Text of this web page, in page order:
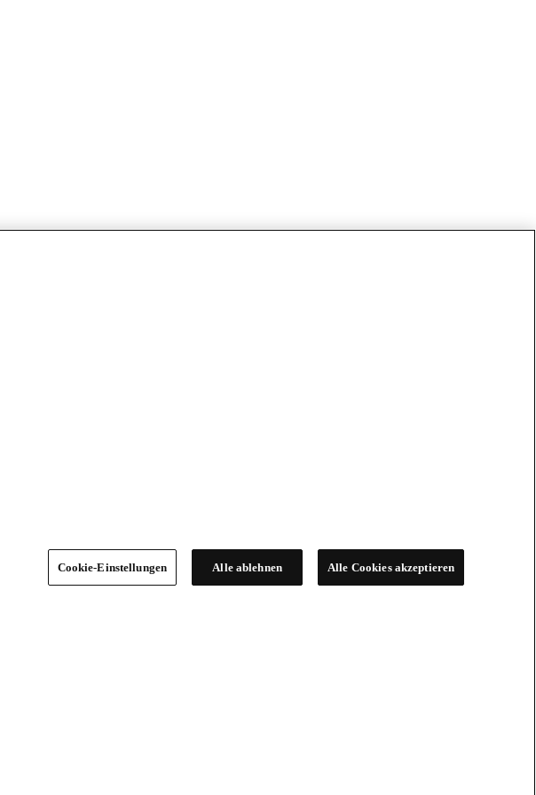
Cookie-Einstellungen Alle ablehnen Alle Cookies akzeptieren